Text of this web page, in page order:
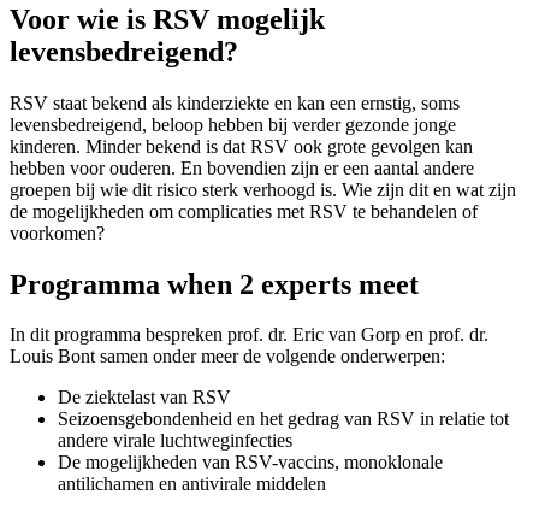
Voor wie is RSV mogelijk
levensbedreigend?
RSV staat bekend als kinderziekte en kan een ernstig, soms
levensbedreigend, beloop hebben bij verder gezonde jonge
kinderen. Minder bekend is dat RSV ook grote gevolgen kan
hebben voor ouderen. En bovendien zijn er een aantal andere
groepen bij wie dit risico sterk verhoogd is. Wie zijn dit en wat zijn
de mogelijkheden om complicaties met RSV te behandelen of
voorkomen?
Programma when 2 experts meet
In dit programma bespreken prof. dr. Eric van Gorp en prof. dr.
Louis Bont samen onder meer de volgende onderwerpen:
De ziektelast van RSV
Seizoensgebondenheid en het gedrag van RSV in relatie tot
andere virale luchtweginfecties
De mogelijkheden van RSV-vaccins, monoklonale
antilichamen en antivirale middelen